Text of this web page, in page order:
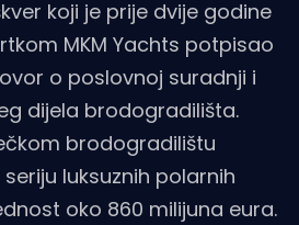
koji je prije dvije godine
MKM Yachts potpisao
o poslovnoj suradnji i
dijela brodogradilišta.
brodogradilištu
luksuznih polarnih
oko 860 milijuna eura.